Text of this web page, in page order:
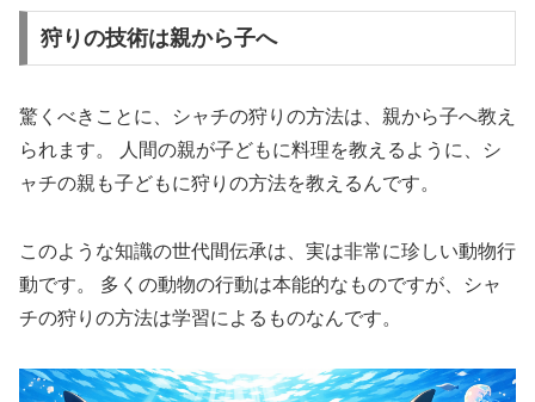
狩りの技術は親から子へ
驚くべきことに、シャチの狩りの方法は、親から子へ教え
られます。 人間の親が子どもに料理を教えるように、シ
ャチの親も子どもに狩りの方法を教えるんです。
このような知識の世代間伝承は、実は非常に珍しい動物行
動です。 多くの動物の行動は本能的なものですが、シャ
チの狩りの方法は学習によるものなんです。